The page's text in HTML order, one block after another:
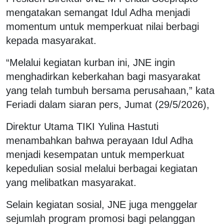
mengatakan semangat Idul Adha menjadi
momentum untuk memperkuat nilai berbagi
kepada masyarakat.
“Melalui kegiatan kurban ini, JNE ingin
menghadirkan keberkahan bagi masyarakat
yang telah tumbuh bersama perusahaan,” kata
Feriadi dalam siaran pers, Jumat (29/5/2026),
Direktur Utama TIKI Yulina Hastuti
menambahkan bahwa perayaan Idul Adha
menjadi kesempatan untuk memperkuat
kepedulian sosial melalui berbagai kegiatan
yang melibatkan masyarakat.
Selain kegiatan sosial, JNE juga menggelar
sejumlah program promosi bagi pelanggan